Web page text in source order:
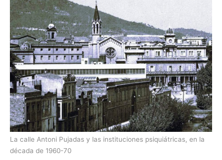
La calle Antoni Pujadas y las instituciones psiquiátricas, en la
década de 1960-70